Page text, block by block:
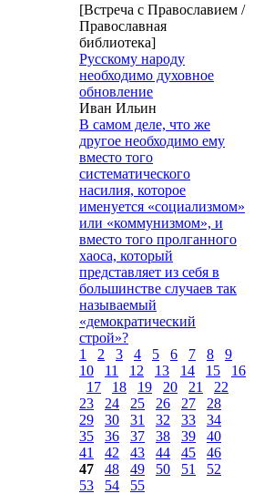
[Встреча с Православием /
Православная
библиотека]
Русскому народу
необходимо духовное
обновление
Иван Ильин
В самом деле, что же
другое необходимо ему
вместо того
систематического
насилия, которое
именуется «социализмом»
или «коммунизмом», и
вместо того пролганного
хаоса, который
представляет из себя в
большинстве случаев так
называемый
«демократический
строй»?
1
2 3 4 5 6 7 8
9
10
11 12 13 14 15
16
17
18 19 20 21
22
23
24 25 26 27
28
29
30 31 32 33
34
35
36 37 38 39
40
41
42 43 44 45
46
47
48 49 50 51
52
53
54
55